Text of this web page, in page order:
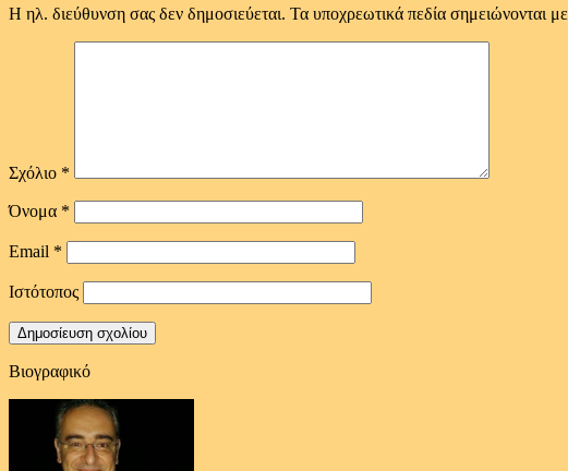
Η ηλ. διεύθυνση σας δεν δημοσιεύεται. Τα υποχρεωτικά πεδία σημειώνονται με
Σχόλιο *
Όνομα *
Email *
Ιστότοπος
Βιογραφικό